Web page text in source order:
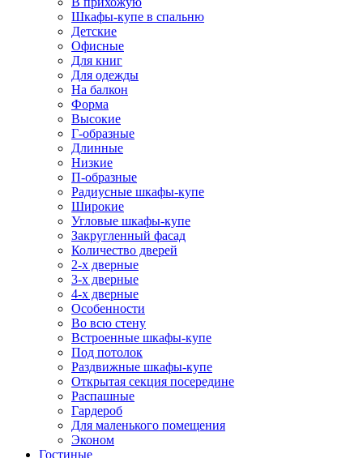
Шкафы-купе в спальню
Детские
Офисные
Для книг
Для одежды
На балкон
Форма
Высокие
Г-образные
Длинные
Низкие
П-образные
Радиусные шкафы-купе
Широкие
Угловые шкафы-купе
Закругленный фасад
Количество дверей
2-х дверные
3-х дверные
4-х дверные
Особенности
Во всю стену
Встроенные шкафы-купе
Под потолок
Раздвижные шкафы-купе
Открытая секция посередине
Распашные
Гардероб
Для маленького помещения
Эконом
Гостиные